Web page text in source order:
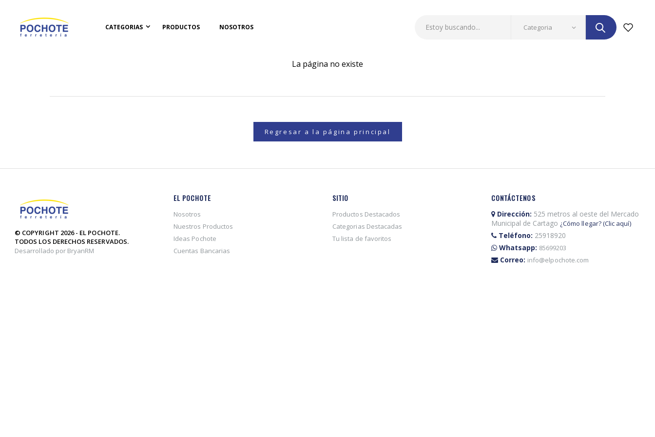
CATEGORIAS PRODUCTOS NOSOTROS
La página no existe
Regresar a la página principal
© COPYRIGHT 2026 - EL POCHOTE.
TODOS LOS DERECHOS RESERVADOS.
Desarrollado por BryanRM
EL POCHOTE
Nosotros
Nuestros Productos
Ideas Pochote
Cuentas Bancarias
SITIO
Productos Destacados
Categorias Destacadas
Tu lista de favoritos
CONTÁCTENOS
Dirección: 525 metros al oeste del Mercado
Municipal de Cartago ¿Cómo llegar? (Clic aquí)
Teléfono: 25918920
Whatsapp: 85699203
Correo: info@elpochote.com